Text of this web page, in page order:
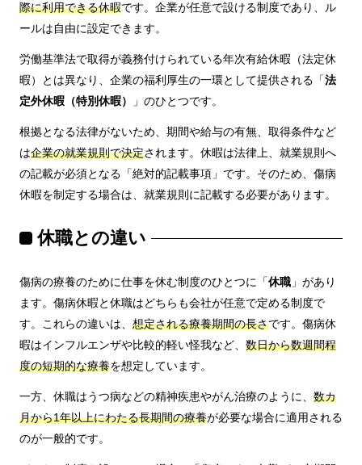
際に利用できる休暇です。企業が任意で設ける制度であり、ル
ールは自由に設定できます。
労働基準法で取得が義務付けられている年次有給休暇（法定休
暇）とは異なり、企業の福利厚生の一環として提供される「法
定外休暇 （特別休暇） 」のひとつです。
根拠となる法律がないため、期間や給与の有無、取得条件など
は企業の就業規則で決定されます。休暇は法律上、就業規則へ
の記載が必須となる「絶対的記載事項」です。そのため、傷病
休暇を制定する場合は、就業規則に記載する必要があります。
休職との違い
傷病の療養のために仕事を休む制度のひとつに「休職 」があり
ます。傷病休暇と休職はどちらも会社が任意で定める制度で
す。これらの違いは、 想定される療養期間の長さです。傷病休
暇はインフルエンザや比較的軽い怪我など、 数日から数週間程
度の短期的な療養を想定しています。
一方、休職はうつ病などの精神疾患やがん治療のように、 数カ
月から1年以上にわたる長期間の療養が必要な場合に適用される
のが一般的です。